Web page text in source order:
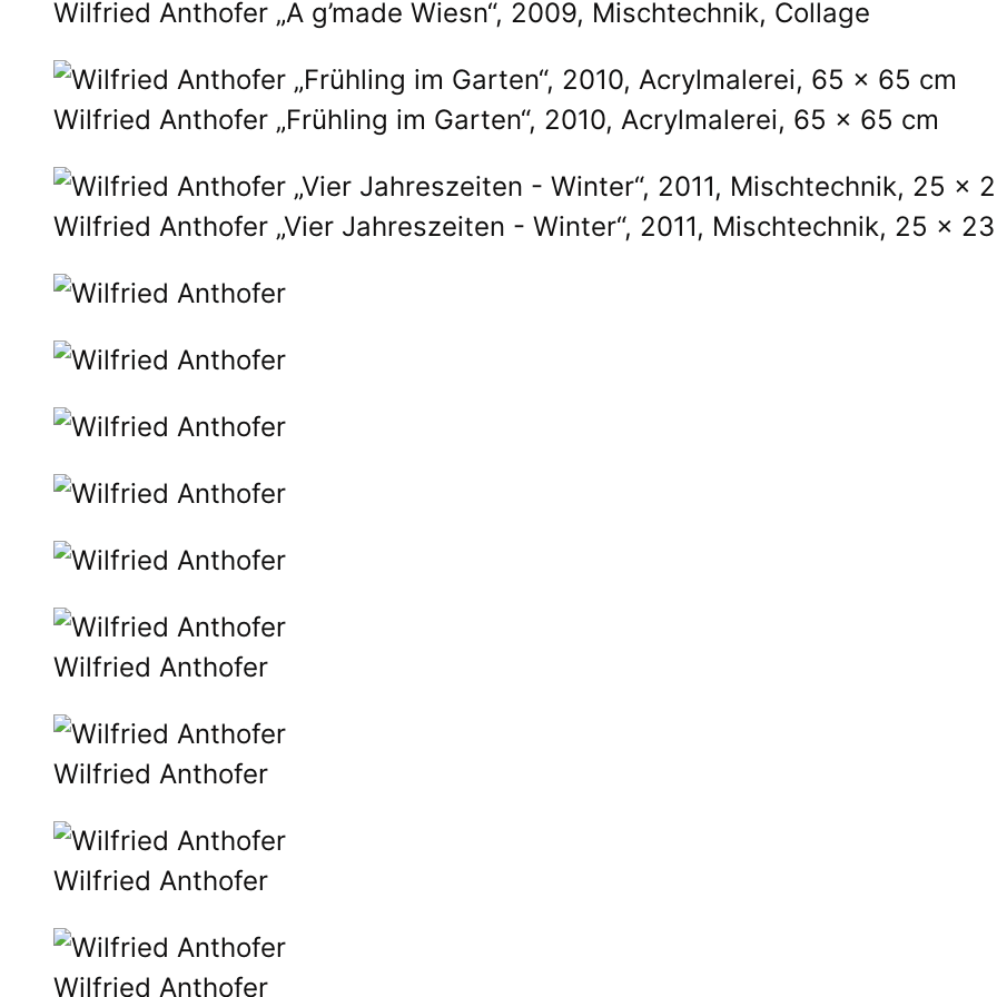
Wilfried Anthofer „A g’made Wiesn“, 2009, Mischtechnik, Collage
Wilfried Anthofer „Frühling im Garten“, 2010, Acrylmalerei, 65 x 65 cm
Wilfried Anthofer „Vier Jahreszeiten - Winter“, 2011, Mischtechnik, 25 x
Wilfried Anthofer
Wilfried Anthofer
Wilfried Anthofer
Wilfried Anthofer